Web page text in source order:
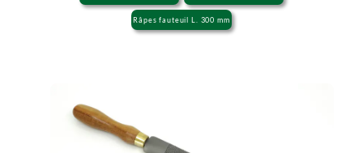
Râpes fauteuil L. 300 mm